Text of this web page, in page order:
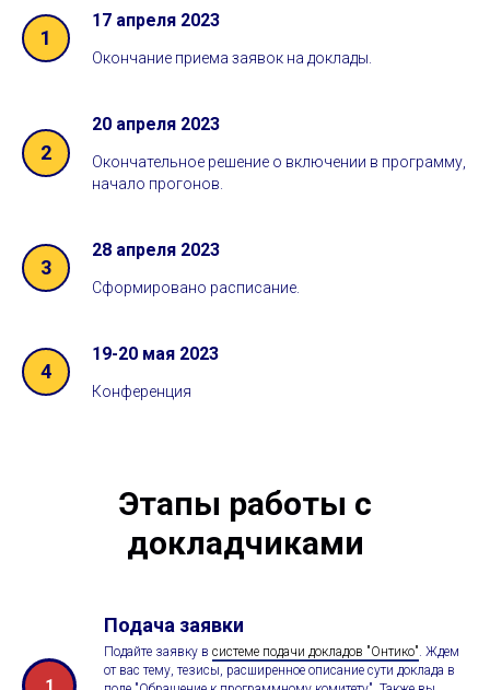
1
17 апреля 2023
Окончание приема заявок на доклады.
2
20 апреля 2023
Окончательное решение о включении в программу,
начало прогонов.
3
28 апреля 2023
Сформировано расписание.
4
19-20 мая 2023
Конференция
Этапы работы с
докладчиками
1
Подача заявки
Подайте заявку в системе подачи докладов "Онтико". Ждем
от вас тему, тезисы, расширенное описание сути доклада в